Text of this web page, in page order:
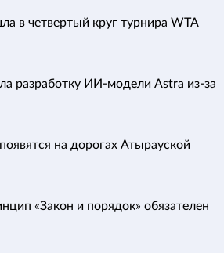
в четвертый круг турнира WTA
разработку ИИ-модели Astra из-за
на дорогах Атырауской
«Закон и порядок» обязателен